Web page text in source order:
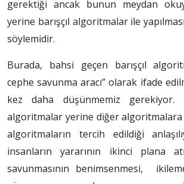
gerektiği ancak bunun meydan
yerine barışçıl algoritmalar ile
söylemidir.
Burada, bahsi geçen barışçıl
cephe savunma aracı” olarak ifade
kez daha düşünmemiz gerekiyor.
algoritmalar yerine diğer algoritmalara
algoritmaların tercih edildiği
insanların yararının ikinci plana
savunmasının benimsenmesi,